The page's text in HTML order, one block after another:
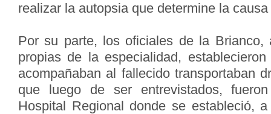
realizar la autopsia que determine la
Por su parte, los oficiales de la Brianco,
propias de la especialidad,
acompañaban al fallecido transportaban
que luego de ser entrevistados,
Hospital Regional donde se estableció,